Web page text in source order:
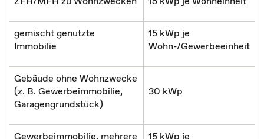
gemischt genutzte
Immobilie
15 kWp je
Wohn-/Gewerbeeinheit
Gebäude ohne Wohnzwecke
(z. B. Gewerbeimmobilie,
Garagengrundstück)
30 kWp
Gewerbeimmobilie, mehrere 15 kWp je